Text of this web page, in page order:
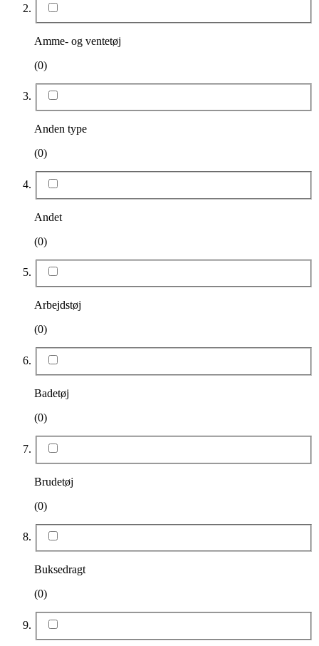
Amme- og ventetøj
(0)
Anden type
(0)
Andet
(0)
Arbejdstøj
(0)
Badetøj
(0)
Brudetøj
(0)
Buksedragt
(0)